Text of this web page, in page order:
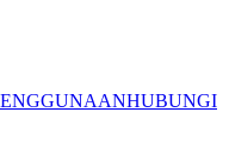
HUBUNGI